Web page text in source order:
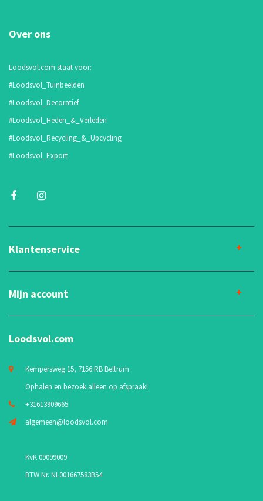
Over ons
Loodsvol.com staat voor:
#Loodsvol_Tuinbeelden
#Loodsvol_Decoratief
#Loodsvol_Heden_&_Verleden
#Loodsvol_Recycling_&_Upcycling
#Loodsvol_Export
Klantenservice
Mijn account
Loodsvol.com
Kempersweg 15, 7156 RB Beltrum
Ophalen en bezoek alleen op afspraak!
+31613909665
algemeen@loodsvol.com
KvK 09099009
BTW Nr. NL001667583B54